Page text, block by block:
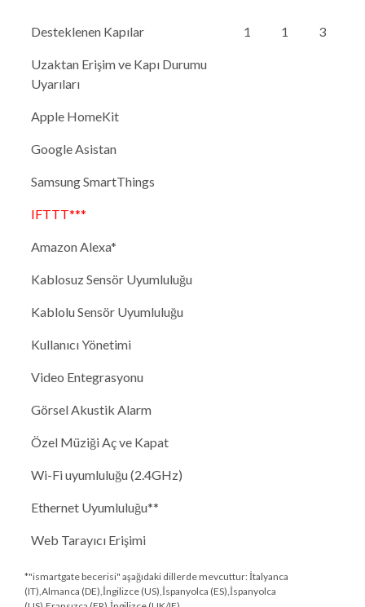
Desteklenen Kapılar 1 1 3
Uzaktan Erişim ve Kapı Durumu
Uyarıları
Apple HomeKit
Google Asistan
Samsung SmartThings
IFTTT***
Amazon Alexa*
Kablosuz Sensör Uyumluluğu
Kablolu Sensör Uyumluluğu
Kullanıcı Yönetimi
Video Entegrasyonu
Görsel Akustik Alarm
Özel Müziği Aç ve Kapat
Wi-Fi uyumluluğu (2.4GHz)
Ethernet Uyumluluğu**
Web Tarayıcı Erişimi
*"ismartgate becerisi" aşağıdaki dillerde mevcuttur: İtalyanca
(IT),Almanca (DE),İngilizce (US),İspanyolca (ES),İspanyolca